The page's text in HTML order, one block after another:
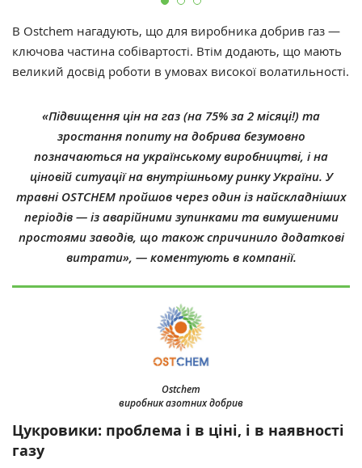
В Ostchem нагадують, що для виробника добрив газ —
ключова частина собівартості. Втім додають, що мають
великий досвід роботи в умовах високої волатильності.
Ostchem
виробник азотних добрив
«Підвищення цін на газ (на 75% за 2 місяці!) та
зростання попиту на добрива безумовно
позначаються на українському виробництві, і на
ціновій ситуації на внутрішньому ринку України. У
травні OSTCHEM пройшов через один із найскладніших
періодів — із аварійними зупинками та вимушеними
простоями заводів, що також спричинило додаткові
витрати», — коментують в компанії.
Цукровики: проблема і в ціні, і в наявності
газу